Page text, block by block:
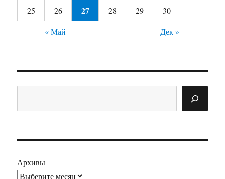
25
26 27 28 29
30
« Май
Дек »
Архивы